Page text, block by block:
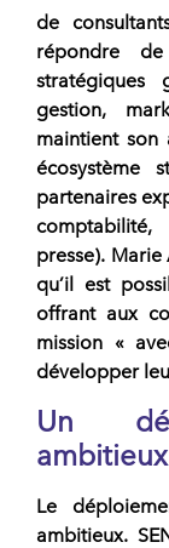
de
répondre
stratégiques
gestion,
maintient son
écosystème
partenaires
presse). Marie
qu’il est
offrant aux
mission «
développer
Un
ambitieux
Le
ambitieux.